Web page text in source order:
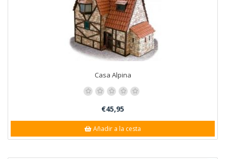
Casa Alpina
€45,95
Añadir a la cesta